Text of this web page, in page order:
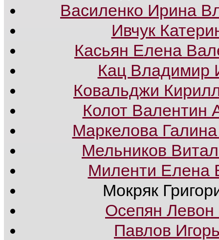
Василенко Ирина
Ивчук
Касьян Елена
Кац Владимир
Ковальджи
Колот Валентин
Маркелова
Мельников
Миленти Елена
Мокряк
Осепян Левон
Павлов